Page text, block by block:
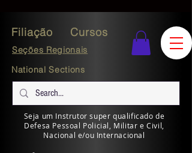
Filiação Cursos
Seções Regionais
National Sections
Seja um Instrutor super qualificado de
Defesa Pessoal Policial, Militar e Civil,
Nacional e/ou Internacional